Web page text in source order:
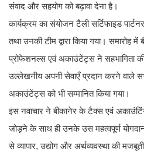
संवाद और सहयोग को बढ़ावा देना है।
कार्यक्रम का संयोजन टैली सर्टिफाइड
तथा उनकी टीम द्वारा किया गया। समारोह
प्रोफेशनल्स एवं अकाउंटेंट्स ने सहभागिता
उल्लेखनीय अपनी सेवाएँ प्रदान करने वाले
अकाउंटेंट्स को भी सम्मानित किया गया।
इस नवाचार ने बीकानेर के टैक्स एवं
जोड़ने के साथ ही उनके उस महत्वपूर्ण
से व्यापार, उद्योग और अर्थव्यवस्था की